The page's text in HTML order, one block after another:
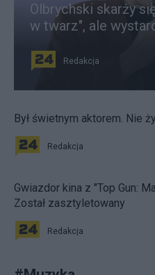
Olbrychski skarży
w twarz", ale
Redakcja
Był świetnym aktorem. Nie
Redakcja
Gwiazdor kina z "Top Gun:
Został zasztyletowany
Redakcja